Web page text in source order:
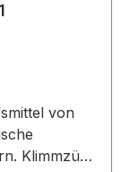
von
Klimmzüge